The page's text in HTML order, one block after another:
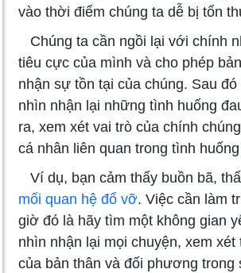
vào thời điểm chúng ta dễ bị tổn
Chúng ta cần ngồi lại với chính
tiêu cực của mình và cho phép
nhận sự tồn tại của chúng. Sau đó
nhìn nhận lại những tình huống
ra, xem xét vai trò của chính
cá nhân liên quan trong tình
Ví dụ, bạn cảm thấy buồn bã,
mối quan hệ đổ vỡ. Việc cần làm
giờ đó là hãy tìm một không gian
nhìn nhận lại mọi chuyện, xem xét
của bản thân và đối phương trong